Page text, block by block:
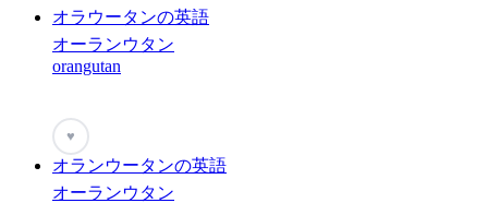
オラウータンの英語
オーランウタン
orangutan
♥
オランウータンの英語
オーランウタン